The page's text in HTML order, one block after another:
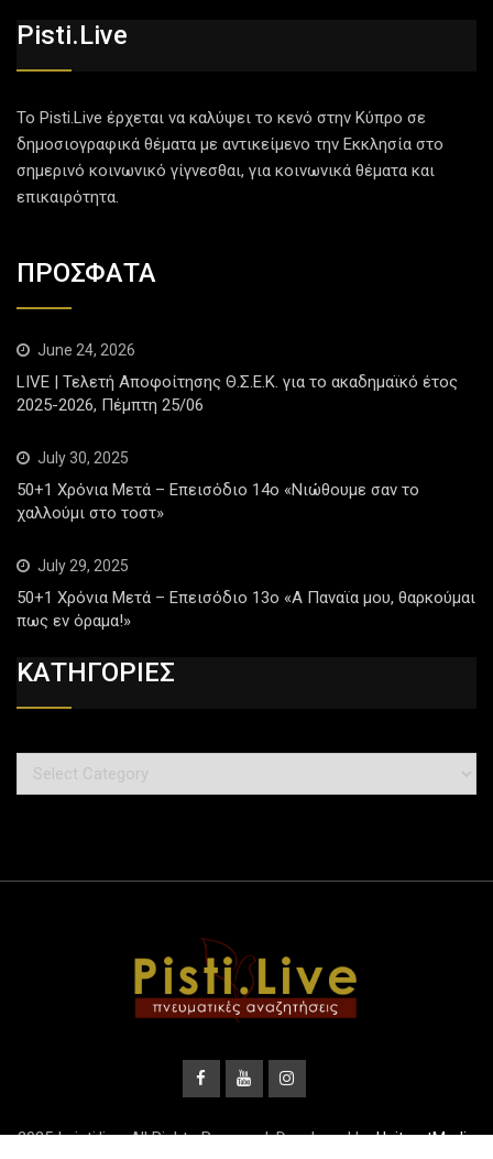
Pisti.live
Το Pisti.Live έρχεται να καλύψει το κενό στην Κύπρο σε
δημοσιογραφικά θέματα με αντικείμενο την Εκκλησία στο
σημερινό κοινωνικό γίγνεσθαι, για κοινωνικά θέματα και
επικαιρότητα.
ΠΡΟΣΦΑΤΑ
June 24, 2026
LIVE | Τελετή Αποφοίτησης Θ.Σ.Ε.Κ. για το ακαδημαϊκό έτος
2025-2026, Πέμπτη 25/06
July 30, 2025
50+1 Χρόνια Μετά – Επεισόδιο 14ο «Νιώθουμε σαν το
χαλλούμι στο τοστ»
July 29, 2025
50+1 Χρόνια Μετά – Επεισόδιο 13ο «Α Παναϊα μου, θαρκούμαι
πως εν όραμα!»
ΚΑΤΗΓΟΡΙΕΣ
2025 | pisti.live. All Rights Reserved. Developed byUnitrustMedia